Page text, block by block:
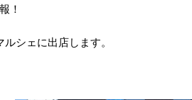
！
シェに出店します。